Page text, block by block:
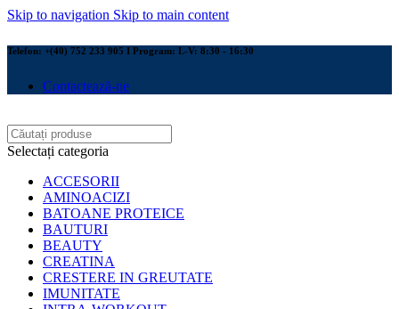
Skip to navigation Skip to main content
Telefon: +(40) 752 233 905 I Program: L-V: 8:30 - 16:30
Contactează-ne
Selectați categoria
ACCESORII
AMINOACIZI
BATOANE PROTEICE
BAUTURI
BEAUTY
CREATINA
CRESTERE IN GREUTATE
IMUNITATE